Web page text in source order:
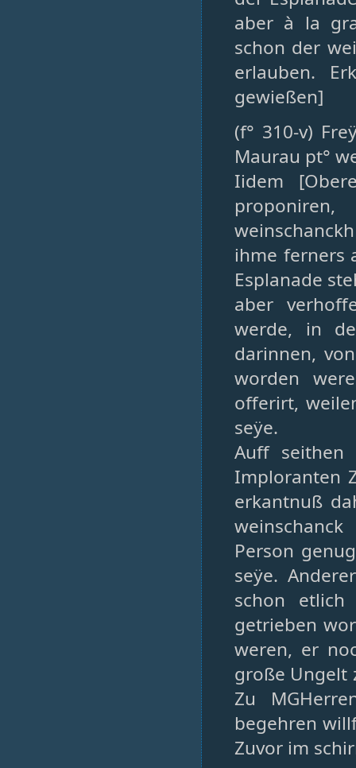
aber à la
schon der
erlauben.
gewießen]
(f° 310-v)
Maurau pt°
Iidem
ihme ferners
Esplanade
aber
werde, in
darinnen,
worden
offerirt,
seÿe.
Auff
Imploranten
erkantnuß
Person
seÿe.
schon
getrieben
weren, er
große Ungelt
Zu
begehren
Zuvor im